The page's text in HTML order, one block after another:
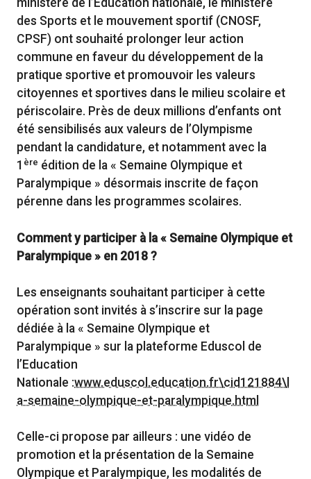
ministère de l’Education nationale, le ministère
des Sports et le mouvement sportif (CNOSF,
CPSF) ont souhaité prolonger leur action
commune en faveur du développement de la
pratique sportive et promouvoir les valeurs
citoyennes et sportives dans le milieu scolaire et
périscolaire. Près de deux millions d’enfants ont
été sensibilisés aux valeurs de l’Olympisme
pendant la candidature, et notamment avec la
1 ère édition de la « Semaine Olympique et
Paralympique » désormais inscrite de façon
pérenne dans les programmes scolaires.
Comment y participer à la « Semaine Olympique et
Paralympique » en 2018 ?
Les enseignants souhaitant participer à cette
opération sont invités à s’inscrire sur la page
dédiée à la « Semaine Olympique et
Paralympique » sur la plateforme Eduscol de
l’Education
Nationale :www.eduscol.education.fr\cid121884\l
a-semaine-olympique-et-paralympique.html
Celle-ci propose par ailleurs : une vidéo de
promotion et la présentation de la Semaine
Olympique et Paralympique, les modalités de